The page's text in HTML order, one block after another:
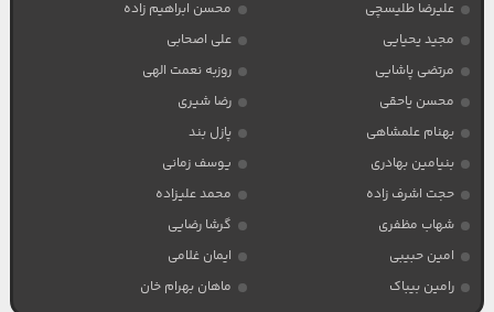
علیرضا طلیسچی
محسن ابراهیم زاده
مجید یحیایی
علی اصحابی
مرتضی پاشایی
روزبه نعمت الهی
محسن یاحقی
رضا شیری
بهنام علمشاهی
پازل بند
بنیامین بهادری
یوسف زمانی
حجت اشرف زاده
محمد علیزاده
شهاب مظفری
گرشا رضایی
امین حبیبی
ایمان غلامی
رامین بیباک
ماهان بهرام خان